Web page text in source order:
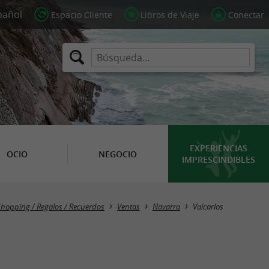
Espacio Cliente Libros de Viaje Conectar
OCIO NEGOCIO
EXPERIENCIAS
IMPRESCINDIBLES
Masquer la carte
/ Regalos / Recuerdos Ventas Navarra Valcarlos